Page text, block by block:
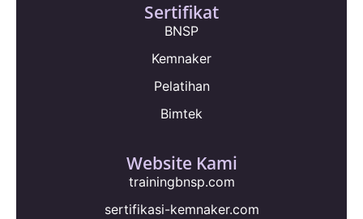
Sertifikat
BNSP
Kemnaker
Pelatihan
Bimtek
Website Kami
trainingbnsp.com
sertifikasi-kemnaker.com